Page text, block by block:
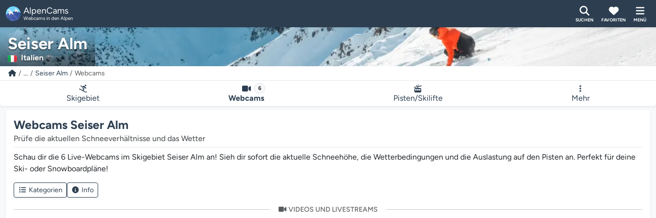
AlpenCams
Webcams in den Alpen SUCHEN FAVORITEN MENÜ
Seiser Alm
Italien
... Seiser Alm Webcams
Skigebiet
6
Webcams Pisten/Skilifte Mehr
Webcams Seiser Alm
Prüfe die aktuellen Schneeverhältnisse und das Wetter
Schau dir die 6 Live-Webcams im Skigebiet Seiser Alm an! Sieh dir sofort die aktuelle Schneehöhe, die Wetterbedingungen und die Auslastung auf den Pisten an. Perfekt für deine
Ski- oder Snowboardpläne!
Kategorien Info
VIDEOS UND LIVESTREAMS